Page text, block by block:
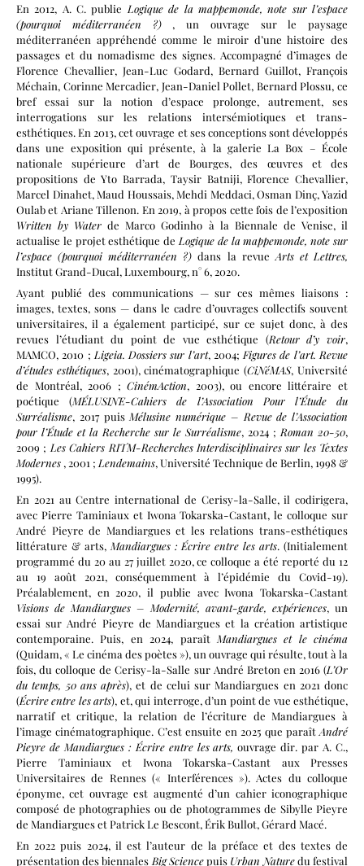
En 2012, A. C. publie Logique de la mappemonde, note sur l’espace
(pourquoi méditerranéen ?) , un ouvrage sur le paysage
méditerranéen appréhendé comme le miroir d’une histoire des
passages et du nomadisme des signes. Accompagné d’images de
Florence Chevallier, Jean-Luc Godard, Bernard Guillot, François
Méchain, Corinne Mercadier, Jean-Daniel Pollet, Bernard Plossu, ce
bref essai sur la notion d’espace prolonge, autrement, ses
interrogations sur les relations intersémiotiques et trans-
esthétiques. En 2013, cet ouvrage et ses conceptions sont développés
dans une exposition qui présente, à la galerie La Box – École
nationale supérieure d’art de Bourges, des œuvres et des
propositions de Yto Barrada, Taysir Batniji, Florence Chevallier,
Marcel Dinahet, Maud Houssais, Mehdi Meddaci, Osman Dinç, Yazid
Oulab et Ariane Tillenon. En 2019, à propos cette fois de l’exposition
Written by Waterde Marco Godinho à la Biennale de Venise, il
actualise le projet esthétique de Logique de la mappemonde, note sur
l’espace (pourquoi méditerranéen ?) dans la revue Arts et Lettres,
Institut Grand-Ducal, Luxembourg, n° 6, 2020.
Ayant publié des communications — sur ces mêmes liaisons :
images, textes, sons — dans le cadre d’ouvrages collectifs souvent
universitaires, il a également participé, sur ce sujet donc, à des
revues l’étudiant du point de vue esthétique (Retour d’y voir,
MAMCO, 2010 ; Ligeia. Dossiers sur l’art, 2004; Figures de l’art. Revue
d’études esthétiques, 2001), cinématographique (CiNéMAS, Université
de Montréal, 2006 ;CinémAction, 2003), ou encore littéraire et
poétique (MÉLUSINE-Cahiers de l’Association Pour l’Étude du
Surréalisme, 2017 puis Mélusine numérique – Revue de l’Association
pour l’Étude et la Recherche sur le Surréalisme, 2024 ; Roman 20-50,
2009 ; Les Cahiers RITM-Recherches Interdisciplinaires sur les Textes
Modernes , 2001 ; Lendemains, Université Technique de Berlin, 1998 &
1995).
En 2021 au Centre international de Cerisy-la-Salle, il codirigera,
avec Pierre Taminiaux et Iwona Tokarska-Castant, le colloque sur
André Pieyre de Mandiargues et les relations trans-esthétiques
littérature & arts, Mandiargues : Écrire entre les arts. (Initialement
programmé du 20 au 27 juillet 2020, ce colloque a été reporté du 12
au 19 août 2021, conséquemment à l’épidémie du Covid-19).
Préalablement, en 2020, il publie avec Iwona Tokarska-Castant
Visions de Mandiargues – Modernité, avant-garde, expériences, un
essai sur André Pieyre de Mandiargues et la création artistique
contemporaine. Puis, en 2024, paraît Mandiargues et le cinéma
(Quidam, « Le cinéma des poètes »), un ouvrage qui résulte, tout à la
fois, du colloque de Cerisy-la-Salle sur André Breton en 2016 (L’Or
du temps, 50 ans après), et de celui sur Mandiargues en 2021 donc
(Écrire entre les arts), et, qui interroge, d’un point de vue esthétique,
narratif et critique, la relation de l’écriture de Mandiargues à
l’image cinématographique. C’est ensuite en 2025 que paraît André
Pieyre de Mandiargues : Écrire entre les arts, ouvrage dir. par A. C.,
Pierre Taminiaux et Iwona Tokarska-Castant aux Presses
Universitaires de Rennes (« Interférences »). Actes du colloque
éponyme, cet ouvrage est augmenté d’un cahier iconographique
composé de photographies ou de photogrammes de Sibylle Pieyre
de Mandiargues et Patrick Le Bescont, Érik Bullot, Gérard Macé.
En 2022 puis 2024, il est l’auteur de la préface et des textes de
présentation des biennales Big Sciencepuis Urban Naturedu festival